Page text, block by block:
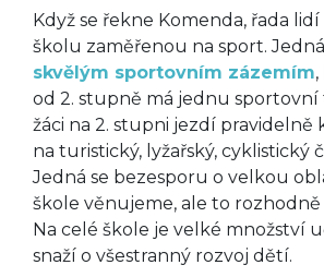
Když se řekne Komenda, řada
školu zaměřenou na sport.
skvělým sportovním zázemím
od 2. stupně má jednu sportovní
žáci na 2. stupni jezdí pravidelně
na turistický, lyžařský, cyklistický
Jedná se bezesporu o velkou
škole věnujeme, ale to
Na celé škole je velké množství
snaží o všestranný rozvoj dětí.